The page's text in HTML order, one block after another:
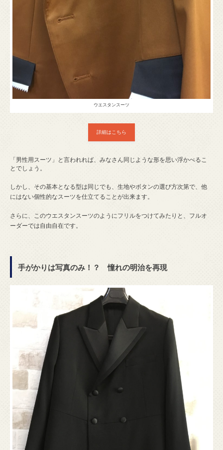
ウエスタンスーツ
詳細はこちら
「男性用スーツ」と言われれば、みなさん同じような形を思い浮かべるこ
とでしょう。
しかし、その基本となる型は同じでも、生地やボタンの選び方次第で、他
にはない個性的なスーツを仕立てることが出来ます。
さらに、このウエスタンスーツのようにフリルをつけてみたりと、フルオ
ーダーでは自由自在です。
手がかりは写真のみ！？ 憧れの明治を再現